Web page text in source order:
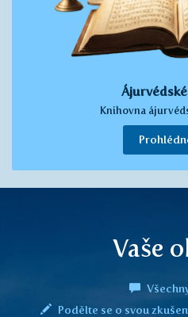
Knihovna
Vaše
Podělte se o svou